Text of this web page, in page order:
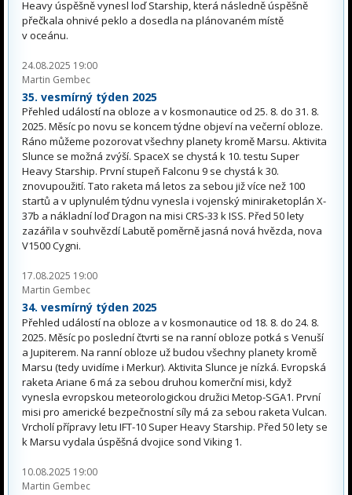
Heavy úspěšně vynesl loď Starship, která následně úspěšně
přečkala ohnivé peklo a dosedla na plánovaném místě
v oceánu.
24.08.2025 19:00
Martin Gembec
35. vesmírný týden 2025
Přehled událostí na obloze a v kosmonautice od 25. 8. do 31. 8.
2025. Měsíc po novu se koncem týdne objeví na večerní obloze.
Ráno můžeme pozorovat všechny planety kromě Marsu. Aktivita
Slunce se možná zvýší. SpaceX se chystá k 10. testu Super
Heavy Starship. První stupeň Falconu 9 se chystá k 30.
znovupoužití. Tato raketa má letos za sebou již více než 100
startů a v uplynulém týdnu vynesla i vojenský miniraketoplán X-
37b a nákladní loď Dragon na misi CRS-33 k ISS. Před 50 lety
zazářila v souhvězdí Labutě poměrně jasná nová hvězda, nova
V1500 Cygni.
17.08.2025 19:00
Martin Gembec
34. vesmírný týden 2025
Přehled událostí na obloze a v kosmonautice od 18. 8. do 24. 8.
2025. Měsíc po poslední čtvrti se na ranní obloze potká s Venuší
a Jupiterem. Na ranní obloze už budou všechny planety kromě
Marsu (tedy uvidíme i Merkur). Aktivita Slunce je nízká. Evropská
raketa Ariane 6 má za sebou druhou komerční misi, když
vynesla evropskou meteorologickou družici Metop-SGA1. První
misi pro americké bezpečnostní síly má za sebou raketa Vulcan.
Vrcholí přípravy letu IFT-10 Super Heavy Starship. Před 50 lety se
k Marsu vydala úspěšná dvojice sond Viking 1.
10.08.2025 19:00
Martin Gembec